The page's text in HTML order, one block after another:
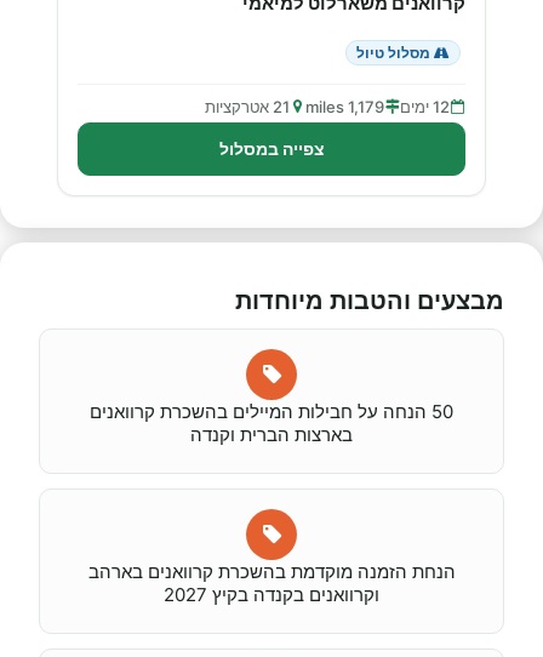
מסלול טיול
12 ימים 1,179 miles 21 אטרקציות
צפייה במסלול
מבצעים והטבות מיוחדות
50 הנחה על חבילות המיילים בהשכרת קרוואנים
בארצות הברית וקנדה
הנחת הזמנה מוקדמת בהשכרת קרוואנים בארהב
וקרוואנים בקנדה בקיץ 2027